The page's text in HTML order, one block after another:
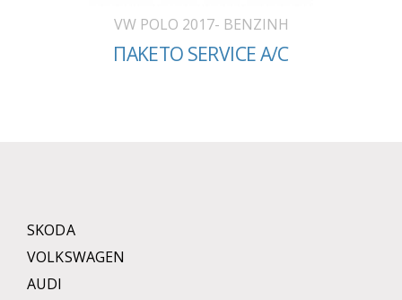
VW POLO 2017- BENZINH
ΠΑΚΕΤΟ SERVICE A/C
SKODA
VOLKSWAGEN
AUDI